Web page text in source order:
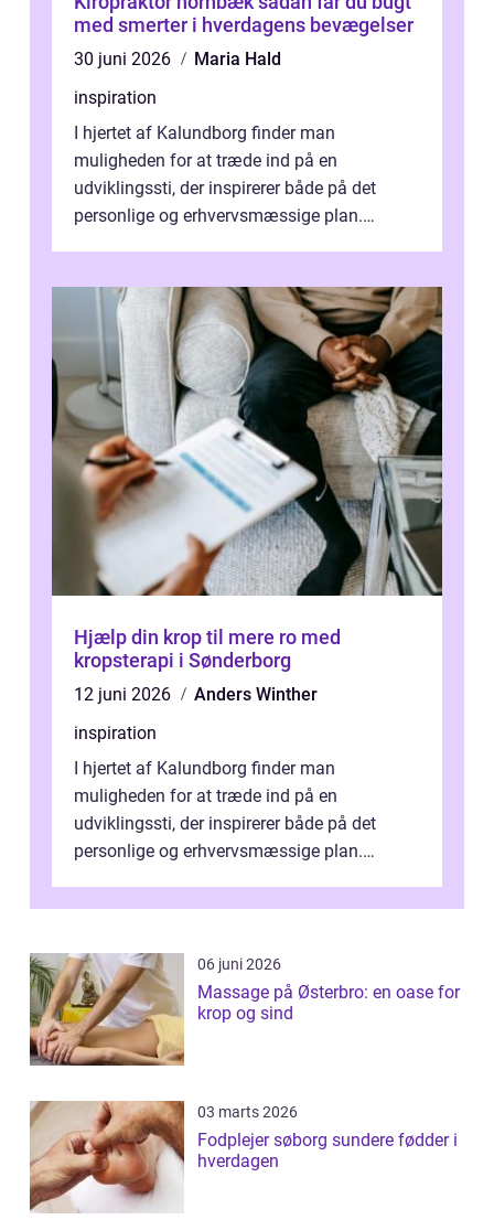
med smerter i hverdagens bevægelser
30 juni 2026
Maria Hald
inspiration
I hjertet af Kalundborg finder man
muligheden for at træde ind på en
udviklingssti, der inspirerer både på det
personlige og erhvervsmæssige plan.
Hjælp din krop til mere ro med
kropsterapi i Sønderborg
12 juni 2026
Anders Winther
inspiration
I hjertet af Kalundborg finder man
muligheden for at træde ind på en
udviklingssti, der inspirerer både på det
personlige og erhvervsmæssige plan.
indebærer...
06 juni 2026
Massage på Østerbro: en oase for
krop og sind
03 marts 2026
Fodplejer søborg sundere fødder i
hverdagen